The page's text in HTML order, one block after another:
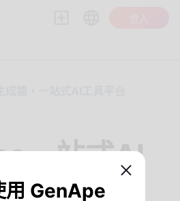
一站式AI
用 GenApe
用 GenApe